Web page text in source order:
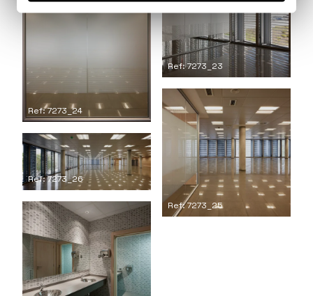
Ref: 7273_23
Ref: 7273_24
Ref: 7273_25
Ref: 7273_26